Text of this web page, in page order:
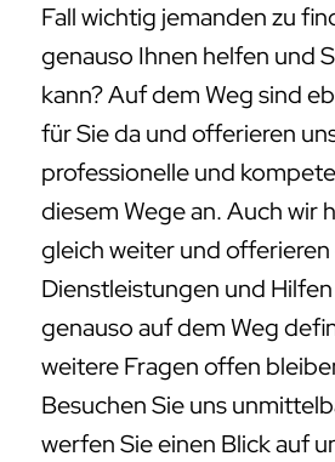
Fall wichtig jemanden zu
genauso Ihnen helfen und
kann? Auf dem Weg sind
für Sie da und offerieren
professionelle und
diesem Wege an. Auch wir
gleich weiter und
Dienstleistungen und
genauso auf dem Weg
weitere Fragen offen
Besuchen Sie uns
werfen Sie einen Blick auf